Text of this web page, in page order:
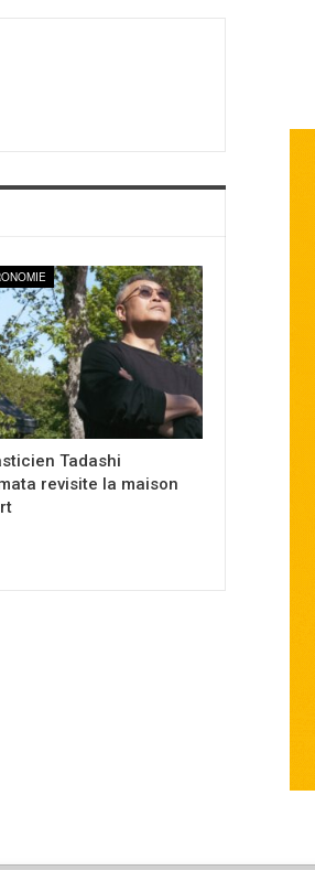
Tadashi
revisite la maison